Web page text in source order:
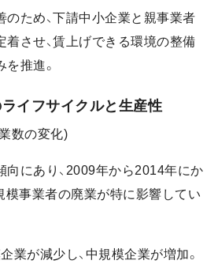
ため、下請中小企業と親事業者
させ、賃上げできる環境の整備
推進。
イフサイクルと生産性
数の変化)
にあり、2009年から2014年にか
模事業者の廃業が特に影響してい
業が減少し、中規模企業が増加。